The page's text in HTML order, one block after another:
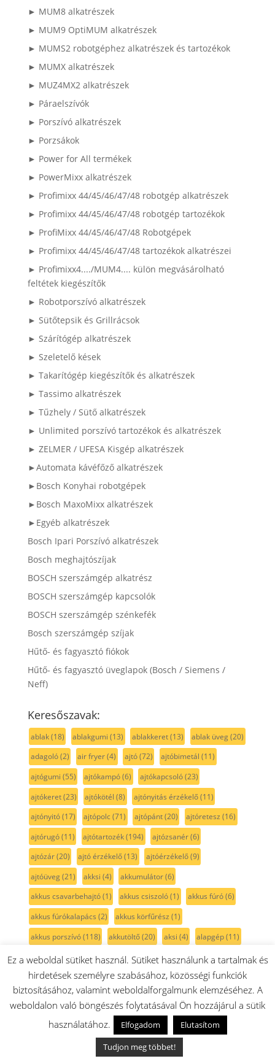
► MUM8 alkatrészek
► MUM9 OptiMUM alkatrészek
► MUMS2 robotgéphez alkatrészek és tartozékok
► MUMX alkatrészek
► MUZ4MX2 alkatrészek
► Páraelszívók
► Porszívó alkatrészek
► Porzsákok
► Power for All termékek
► PowerMixx alkatrészek
► Profimixx 44/45/46/47/48 robotgép alkatrészek
► Profimixx 44/45/46/47/48 robotgép tartozékok
► ProfiMixx 44/45/46/47/48 Robotgépek
► Profimixx 44/45/46/47/48 tartozékok alkatrészei
► Profimixx4..../MUM4.... külön megvásárolható
feltétek kiegészítők
► Robotporszívó alkatrészek
► Sütőtepsik és Grillrácsok
► Szárítógép alkatrészek
► Szeletelő kések
► Takarítógép kiegészítők és alkatrészek
► Tassimo alkatrészek
► Tűzhely / Sütő alkatrészek
► Unlimited porszívó tartozékok és alkatrészek
► ZELMER / UFESA Kisgép alkatrészek
►Automata kávéfőző alkatrészek
►Bosch Konyhai robotgépek
►Bosch MaxoMixx alkatrészek
►Egyéb alkatrészek
Bosch Ipari Porszívó alkatrészek
Bosch meghajtószíjak
BOSCH szerszámgép alkatrész
BOSCH szerszámgép kapcsolók
BOSCH szerszámgép szénkefék
Bosch szerszámgép szíjak
Hűtő- és fagyasztó fiókok
Hűtő- és fagyasztó üveglapok (Bosch / Siemens /
Neff)
Keresőszavak:
ablak(18) ablakgumi (13) ablakkeret(13) ablak üveg(20)
adagoló(2) air fryer(4) ajtó(72) ajtóbimetál (11)
ajtógumi (55) ajtókampó(6) ajtókapcsoló(23)
ajtókeret(23) ajtókötél (8) ajtónyitás érzékelő(11)
ajtónyitó(17) ajtópolc(71) ajtópánt(20) ajtóretesz (16)
ajtórugó(11) ajtótartozék(194) ajtózsanér(6)
ajtózár(20) ajtó érzékelő(13) ajtóérzékelő(9)
ajtóüveg(21) akksi (4) akkumulátor(6)
akkus csavarbehajtó(1) akkus csiszoló(1) akkus fúró(6)
akkus fúrókalapács (2) akkus körfűrész (1)
akkus porszívó(118) akkutöltő(20) aksi (4) alapgép(11)
alaplap(5) alkatrész készlet(1) alsó(39)
alsófűtőszál (10) alsóház(17) aluminium(1) alátét(4)
antracit(2) anya(11) anód(10) aprító(64)
aprítókés(25) aprósütemény(1)
aquastop(6) asztali körfűrész(2)
asztali mosogatógép(2) babkávé(1) bal oldali
Ez a weboldal sütiket használ. Sütiket használunk a tartalmak és
hirdetések személyre szabásához, közösségi funkciók
biztosításához, valamint weboldalforgalmunk elemzéséhez. A
weboldalon való böngészés folytatásával Ön hozzájárul a sütik
használatához.
Elfogadom
Elutasítom
Tudjon meg többet!